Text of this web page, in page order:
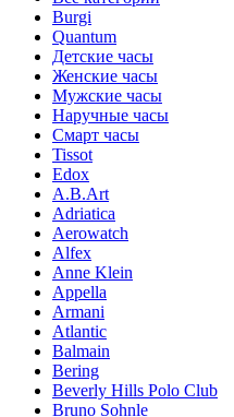
Burgi
Quantum
Детские часы
Женские часы
Мужские часы
Наручные часы
Смарт часы
Tissot
Edox
A.B.Art
Adriatica
Aerowatch
Alfex
Anne Klein
Appella
Armani
Atlantic
Balmain
Bering
Beverly Hills Polo Club
Bruno Sohnle